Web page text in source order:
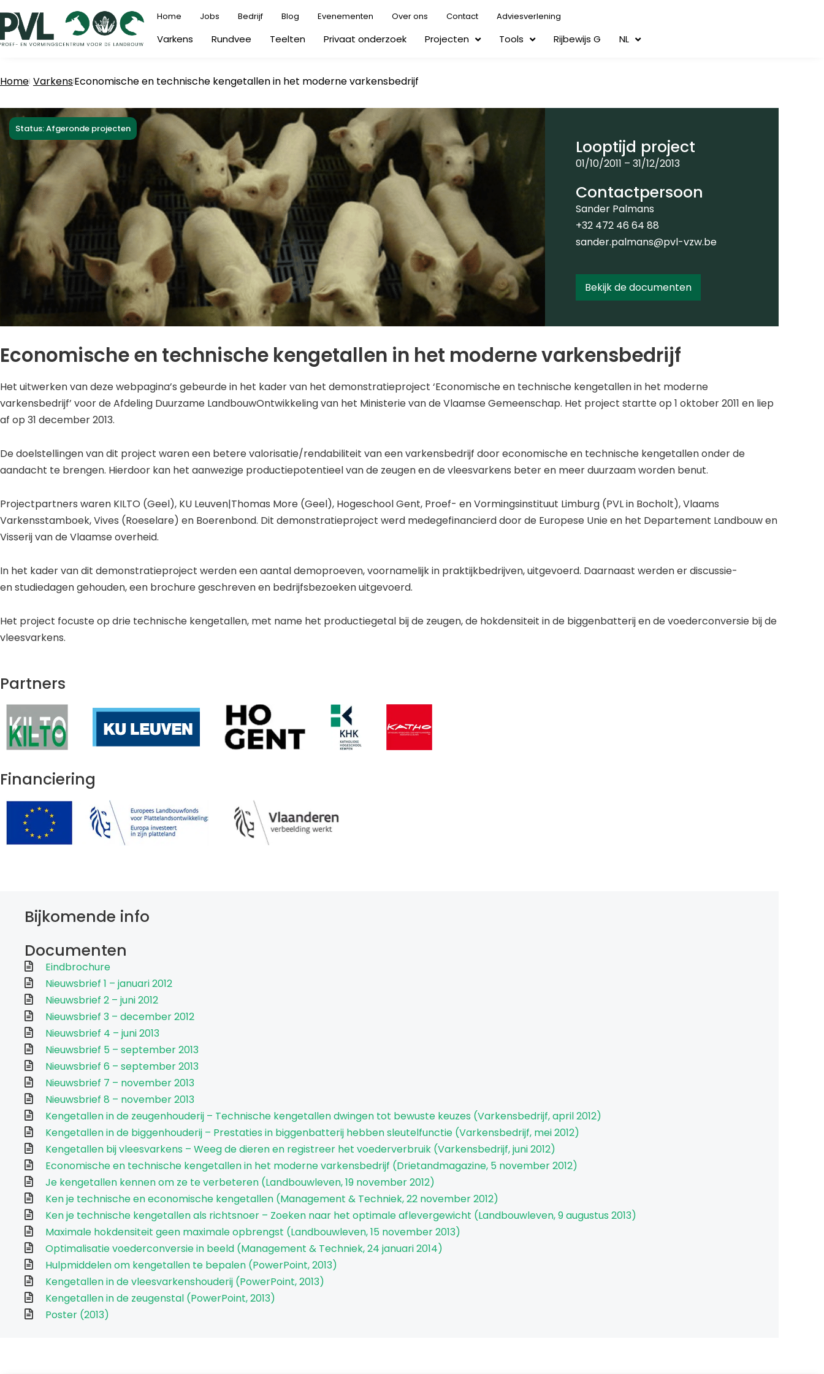
naar
de
Home Jobs Bedrijf Blog Evenementen Over ons Contact Adviesverlening
Varkens Rundvee Teelten Privaat onderzoek Projecten Tools Rijbewijs G NL
Home VarkensEconomische en technische kengetallen in het moderne varkensbedrijf
Status: Afgeronde projecten
Looptijd project
01/10/2011 – 31/12/2013
Contactpersoon
Sander Palmans
+32 472 46 64 88
sander.palmans@pvl-vzw.be
Bekijk de documenten
Economische en technische kengetallen in het moderne varkensbedrijf
Het uitwerken van deze webpagina’s gebeurde in het kader van het demonstratieproject ‘Economische en technische kengetallen in het moderne
varkensbedrijf’ voor de Afdeling Duurzame LandbouwOntwikkeling van het Ministerie van de Vlaamse Gemeenschap. Het project startte op 1 oktober 2011 en liep
af op 31 december 2013.
De doelstellingen van dit project waren een betere valorisatie/rendabiliteit van een varkensbedrijf door economische en technische kengetallen onder de
aandacht te brengen. Hierdoor kan het aanwezige productiepotentieel van de zeugen en de vleesvarkens beter en meer duurzaam worden benut.
Projectpartners waren KILTO (Geel), KU Leuven|Thomas More (Geel), Hogeschool Gent, Proef- en Vormingsinstituut Limburg (PVL in Bocholt), Vlaams
Varkensstamboek, Vives (Roeselare) en Boerenbond. Dit demonstratieproject werd medegefinancierd door de Europese Unie en het Departement Landbouw en
Visserij van de Vlaamse overheid.
In het kader van dit demonstratieproject werden een aantal demoproeven, voornamelijk in praktijkbedrijven, uitgevoerd. Daarnaast werden er discussie-
en studiedagen gehouden, een brochure geschreven en bedrijfsbezoeken uitgevoerd.
Het project focuste op drie technische kengetallen, met name het productiegetal bij de zeugen, de hokdensiteit in de biggenbatterij en de voederconversie bij de
vleesvarkens.
Partners
Financiering
Bijkomende info
Documenten
Eindbrochure
Nieuwsbrief 1 – januari 2012
Nieuwsbrief 2 – juni 2012
Nieuwsbrief 3 – december 2012
Nieuwsbrief 4 – juni 2013
Nieuwsbrief 5 – september 2013
Nieuwsbrief 6 – september 2013
Nieuwsbrief 7 – november 2013
Nieuwsbrief 8 – november 2013
Kengetallen in de zeugenhouderij – Technische kengetallen dwingen tot bewuste keuzes (Varkensbedrijf, april 2012)
Kengetallen in de biggenhouderij – Prestaties in biggenbatterij hebben sleutelfunctie (Varkensbedrijf, mei 2012)
Kengetallen bij vleesvarkens – Weeg de dieren en registreer het voederverbruik (Varkensbedrijf, juni 2012)
Economische en technische kengetallen in het moderne varkensbedrijf (Drietandmagazine, 5 november 2012)
Je kengetallen kennen om ze te verbeteren (Landbouwleven, 19 november 2012)
Ken je technische en economische kengetallen (Management & Techniek, 22 november 2012)
Ken je technische kengetallen als richtsnoer – Zoeken naar het optimale aflevergewicht (Landbouwleven, 9 augustus 2013)
Maximale hokdensiteit geen maximale opbrengst (Landbouwleven, 15 november 2013)
Optimalisatie voederconversie in beeld (Management & Techniek, 24 januari 2014)
Hulpmiddelen om kengetallen te bepalen (PowerPoint, 2013)
Kengetallen in de vleesvarkenshouderij (PowerPoint, 2013)
Kengetallen in de zeugenstal (PowerPoint, 2013)
Poster (2013)